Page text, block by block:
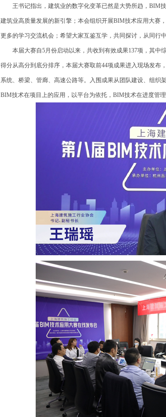
王书记指出，建筑业的数字化变革已然是大势所趋，BIM技
建筑业高质量发展的新引擎；本会组织开展BIM技术应用大赛
更多的学习交流机会；希望大家互鉴互学，共同探讨，从同行
本届大赛自5月份启动以来，共收到有效成果137项，其中
得分从高分到底分排序，本届大赛取前44项成果进入现场发
系统、桥梁、管廊、高速公路等。入围成果从团队建设、组
BIM技术在项目上的应用，以平台为依托，BIM技术在进度管